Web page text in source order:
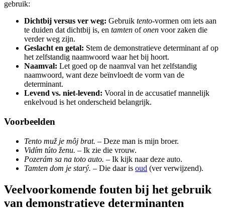
gebruik:
Dichtbij versus ver weg: Gebruik tento-vormen om iets aan
te duiden dat dichtbij is, en tamten ofonen voor zaken die
verder weg zijn.
Geslacht en getal: Stem de demonstratieve determinant af op
het zelfstandig naamwoord waar het bij hoort.
Naamval: Let goed op de naamval van het zelfstandig
naamwoord, want deze beïnvloedt de vorm van de
determinant.
Levend vs. niet-levend: Vooral in de accusatief mannelijk
enkelvoud is het onderscheid belangrijk.
Voorbeelden
Tento muž je môj brat. – Deze man is mijn broer.
Vidím túto ženu. – Ik zie die vrouw.
Pozerám sa na toto auto. – Ik kijk naar deze auto.
Tamten dom je starý. – Die daar is oud (ver verwijzend).
Veelvoorkomende fouten bij het gebruik
van demonstratieve determinanten